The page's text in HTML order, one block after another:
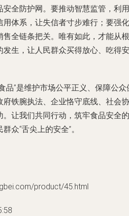
全防护网。要推动智慧监管，利用
体系，让失信者寸步难行；要强化
全链条把关。唯有如此，才能从根
生，让人民群众买得放心、吃得安
品”是维护市场公平正义、保障公众
铁腕执法、企业恪守底线、社会协
让我们共同行动，筑牢食品安全的
众“舌尖上的安全”。
product/45.html